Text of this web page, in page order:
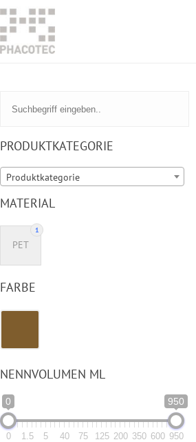
PRODUKTKATEGORIE
Produktkategorie
MATERIAL
1
PET
FARBE
NENNVOLUMEN ML
0 950
0 1.5 5 40 75 125 200 350 600 950